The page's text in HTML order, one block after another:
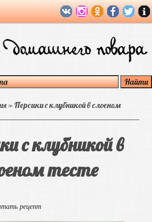
»Персики с клубникой в слоеном
с клубникой в
тесте
рецепт